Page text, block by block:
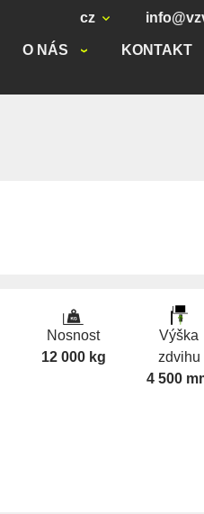
O NÁS KONTAKT
cz
Nosnost
12 000 kg
Výška
zdvihu
4 500